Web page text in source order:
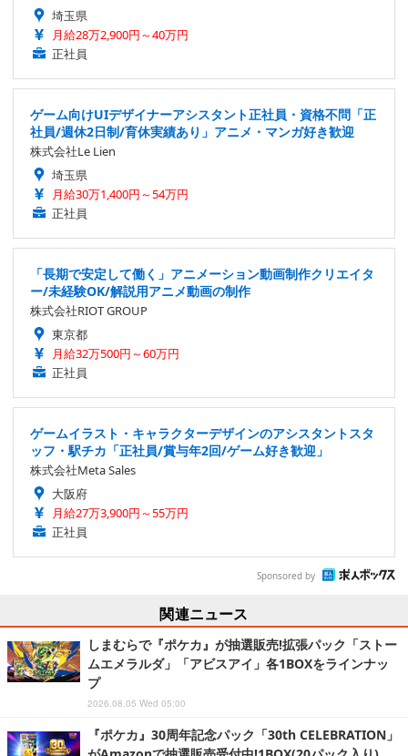
埼玉県
月給28万2,900円～40万円
正社員
ゲーム向けUIデザイナーアシスタント正社員・資格不問「正
社員/週休2日制/育休実績あり」アニメ・マンガ好き歓迎
株式会社Le Lien
埼玉県
月給30万1,400円～54万円
正社員
「長期で安定して働く」アニメーション動画制作クリエイタ
ー/未経験OK/解説用アニメ動画の制作
株式会社RIOT GROUP
東京都
月給32万500円～60万円
正社員
ゲームイラスト・キャラクターデザインのアシスタントスタ
ッフ・駅チカ「正社員/賞与年2回/ゲーム好き歓迎」
株式会社Meta Sales
大阪府
月給27万3,900円～55万円
正社員
Sponsored by
関連ニュース
しまむらで『ポケカ』が抽選販売!拡張パック「ストー
ムエメラルダ」「アビスアイ」各1BOXをラインナッ
プ
2026.08.05 Wed 05:00
『ポケカ』30周年記念パック「30th CELEBRATION」